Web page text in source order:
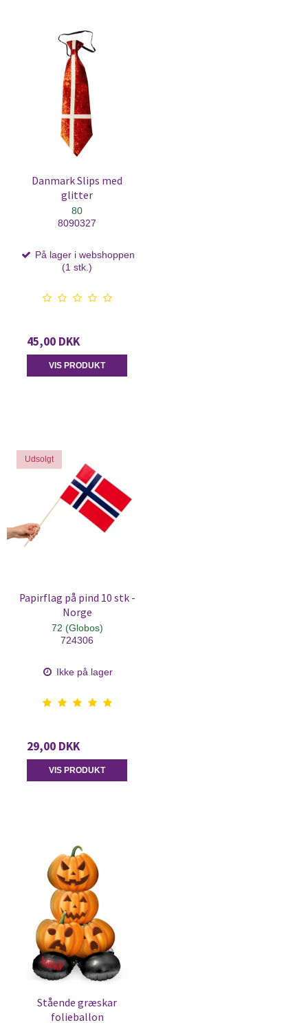
Danmark Slips med
glitter
80
8090327
På lager i webshoppen
(1 stk.)
45,00 DKK
VIS PRODUKT
Udsolgt
Papirflag på pind 10 stk -
Norge
72 (Globos)
724306
Ikke på lager
29,00 DKK
VIS PRODUKT
Stående græskar
folieballon